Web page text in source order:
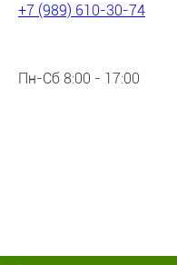
+7 (989) 610-30-74
Пн-Сб 8:00 - 17:00